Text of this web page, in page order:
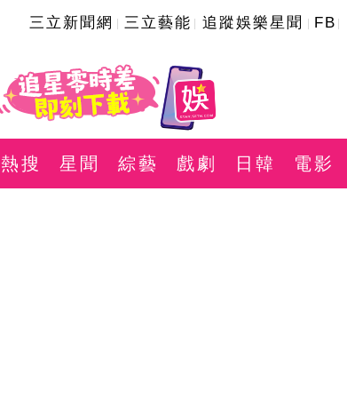
三立新聞網 三立藝能 追蹤娛樂星聞 FB
熱搜 星聞 綜藝 戲劇 日韓 電影